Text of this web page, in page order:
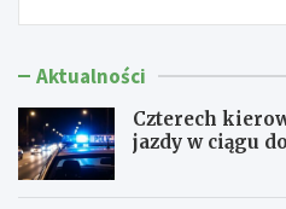
Aktualności
Czterech
jazdy w ciągu